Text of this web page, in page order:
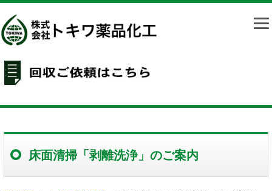
床面清掃「剥離洗浄」のご案内